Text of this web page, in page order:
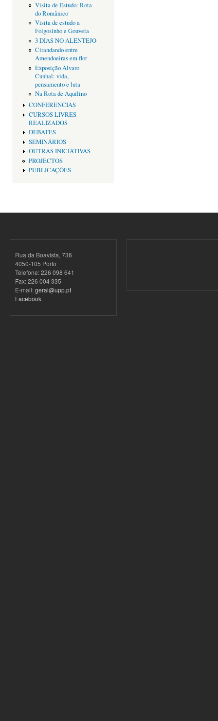
Visita de Estudo: Rota
do Românico
Visita de estudo a
Folgosinho e Gouveia
3 DIAS NO ALENTEJO
Cirandando entre
Amendoeiras em flor
Exposição Alvaro
Cunhal: vida,
pensamento e luta
Na Rota de Aquilino
CONFERÊNCIAS
CURSOS LIVRES
REALIZADOS
DEBATES
SEMINÁRIOS
OUTRAS INICIATIVAS
PROJECTOS
PUBLICAÇÕES
Rua da Boavista, 736
4050-105 Porto
Telefone: 226 098 641
Fax: 226 004 335
E-mail:geral@upp.pt
Facebook